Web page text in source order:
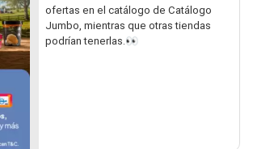
ofertas en el catálogo de Catálogo
Jumbo, mientras que otras tiendas
podrían tenerlas.👀